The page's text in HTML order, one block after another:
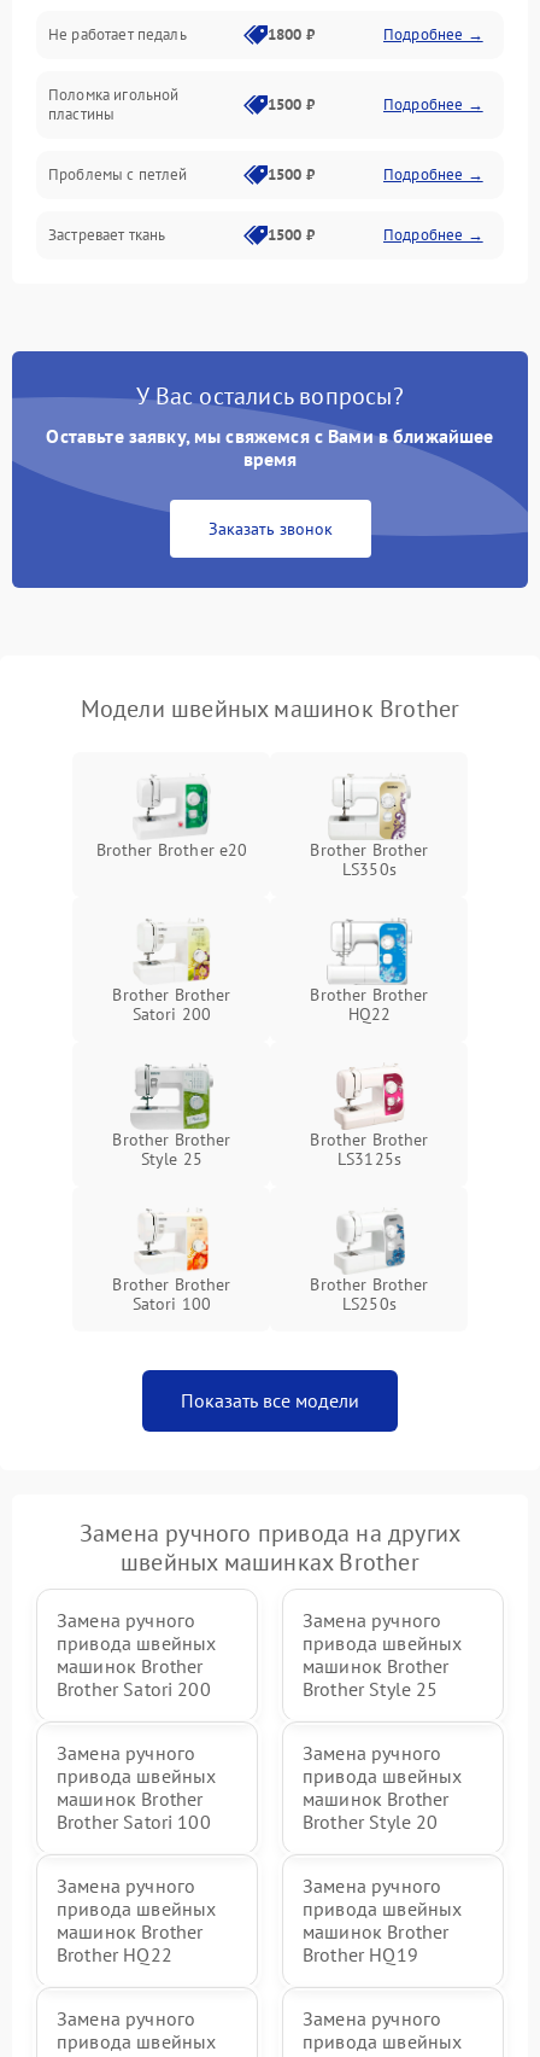
Игловодитель и механизмы
Не работает педаль 1800 ₽ Подробнее →
Поломка игольной
пластины
1500 ₽ Подробнее →
Проблемы с петлей 1500 ₽ Подробнее →
Застревает ткань 1500 ₽ Подробнее →
Не работают кнопки
У Вас остались вопросы?
Оставьте заявку, мы свяжемся с Вами в ближайшее
время
Заказать звонок
Модели швейных машинок Brother
Brother Brother e20
Brother Brother
LS350s
Brother Brother
Satori 200
Brother Brother
HQ22
Brother Brother
Style 25
Brother Brother
LS3125s
Brother Brother
Satori 100
Brother Brother
LS250s
Показать все модели
Замена ручного привода на других
швейных машинках Brother
Замена ручного
привода швейных
машинок Brother
Brother Satori 200
Замена ручного
привода швейных
машинок Brother
Brother Style 25
Замена ручного
привода швейных
машинок Brother
Brother Satori 100
Замена ручного
привода швейных
машинок Brother
Brother Style 20
Замена ручного
привода швейных
машинок Brother
Brother HQ22
Замена ручного
привода швейных
машинок Brother
Brother HQ19
Замена ручного
привода швейных
Замена ручного
привода швейных